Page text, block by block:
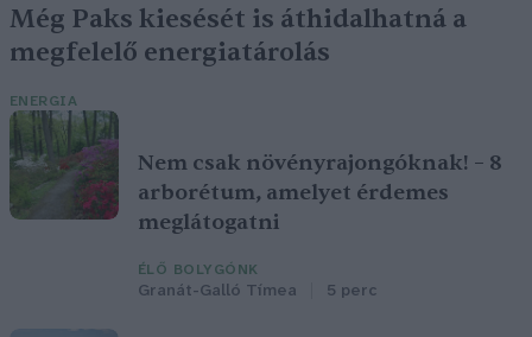
Még Paks kiesését is áthidalhatná a
megfelelő energiatárolás
ENERGIA
Nem csak növényrajongóknak! – 8
arborétum, amelyet érdemes
meglátogatni
ÉLŐ BOLYGÓNK
Granát-Galló Tímea 5 perc